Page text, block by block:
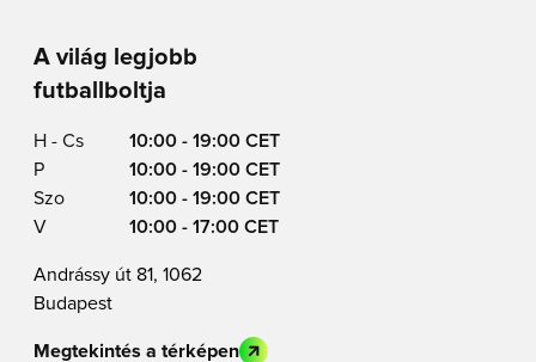
A világ legjobb
futballboltja
H - Cs
10:00 - 19:00 CET
P
10:00 - 19:00 CET
Szo
10:00 - 19:00 CET
V
10:00 - 17:00 CET
Andrássy út 81, 1062
Budapest
Megtekintés a térképen